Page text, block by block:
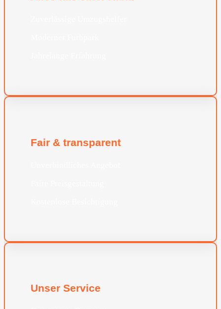
Fair & transparent
Unser Service